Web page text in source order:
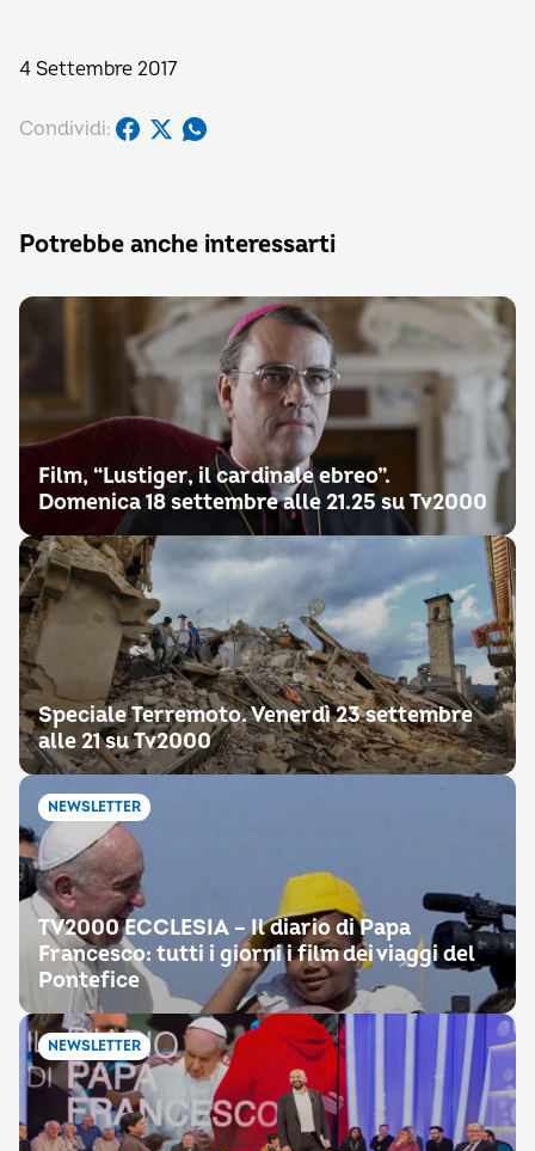
4 Settembre 2017
Condividi:
Potrebbe anche interessarti
Film, “Lustiger, il cardinale ebreo”.
Domenica 18 settembre alle 21.25 su Tv2000
Speciale Terremoto. Venerdì 23 settembre
alle 21 su Tv2000
NEWSLETTER
TV2000 ECCLESIA – Il diario di Papa
Francesco: tutti i giorni i film dei viaggi del
Pontefice
NEWSLETTER